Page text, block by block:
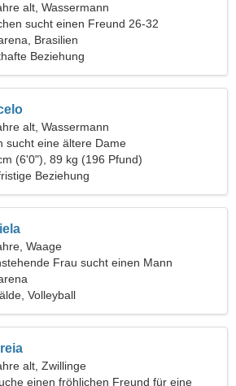
alt, Wassermann
sucht einen Freund 26-32
Brasilien
Beziehung
alt, Wassermann
sucht eine ältere Dame
(6'0"), 89 kg (196 Pfund)
Beziehung
Waage
Frau sucht einen Mann
Volleyball
alt, Zwillinge
einen fröhlichen Freund für eine